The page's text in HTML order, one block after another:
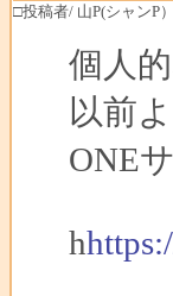
□投稿者/ 山P(シャンP）
個人
以前
ONE
h